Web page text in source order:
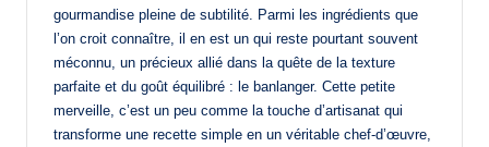
gourmandise pleine de subtilité. Parmi les ingrédients que
l’on croit connaître, il en est un qui reste pourtant souvent
méconnu, un précieux allié dans la quête de la texture
parfaite et du goût équilibré : le banlanger. Cette petite
merveille, c’est un peu comme la touche d’artisanat qui
transforme une recette simple en un véritable chef-d’œuvre,